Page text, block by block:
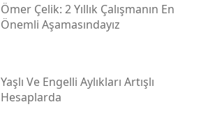
Ömer Çelik: 2 Yıllık Çalışmanın En
Önemli Aşamasındayız
Yaşlı Ve Engelli Aylıkları Artışlı
Hesaplarda